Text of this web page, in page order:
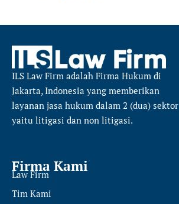
ILS Law Firm adalah Firma Hukum di
Jakarta, Indonesia yang memberikan
layanan jasa hukum dalam 2 (dua) sektor
yaitu litigasi dan non litigasi.
Firma Kami
Law Firm
Tim Kami